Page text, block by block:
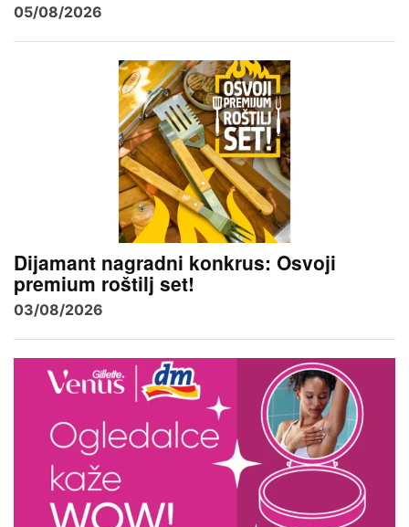
05/08/2026
Dijamant nagradni konkrus: Osvoji
premium roštilj set!
03/08/2026